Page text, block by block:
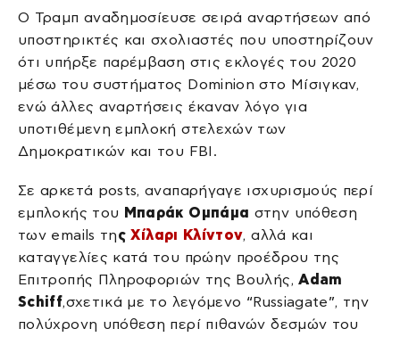
Ο Τραμπ αναδημοσίευσε σειρά αναρτήσεων από
υποστηρικτές και σχολιαστές που υποστηρίζουν
ότι υπήρξε παρέμβαση στις εκλογές του 2020
μέσω του συστήματος Dominion στο Μίσιγκαν,
ενώ άλλες αναρτήσεις έκαναν λόγο για
υποτιθέμενη εμπλοκή στελεχών των
Δημοκρατικών και του FBI.
Σε αρκετά posts, αναπαρήγαγε ισχυρισμούς περί
εμπλοκής του Μπαράκ Ομπάμα στην υπόθεση
των emails τηςΧίλαρι Κλίντον, αλλά και
καταγγελίες κατά του πρώην προέδρου της
Επιτροπής Πληροφοριών της Βουλής, Adam
Schiff,σχετικά με το λεγόμενο “Russiagate”, την
πολύχρονη υπόθεση περί πιθανών δεσμών του